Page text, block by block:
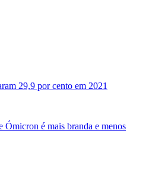
29,9 por cento em 2021
Ómicron é mais branda e menos